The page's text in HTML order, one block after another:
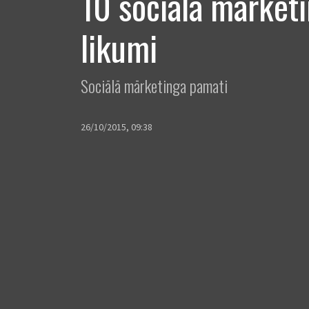
likumi
Sociālā mārketinga pamati
26/10/2015, 09:38